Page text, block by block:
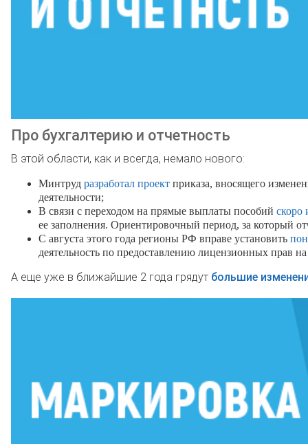
Про бухгалтерию и отчетность
В этой области, как и всегда, немало нового:
Минтруд разработал проект приказа, вносящего
деятельности;
В связи с переходом на прямые выплаты пособий скоро
ее заполнения. Ориентировочный период, за который
С августа этого года регионы РФ вправе установить
деятельность по предоставлению лицензионных прав
А еще уже в ближайшие 2 года грядут большие